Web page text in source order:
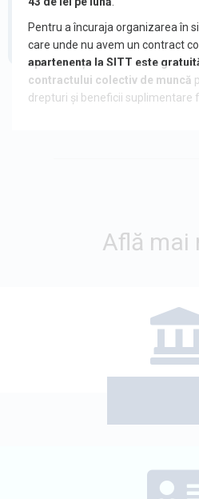
Pentru a încuraja organizarea în
care unde nu avem un contract
apartenența la SITT este
contractului colectiv de muncă
drepturi și beneficii suplimentare
Află mai